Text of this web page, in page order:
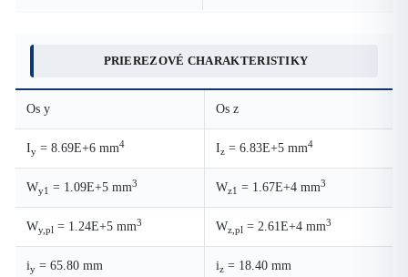
PRIEREZOVÉ CHARAKTERISTIKY
Os y Os z
Iy = 8.69E+6 mm4 Iz = 6.83E+5 mm4
Wy1 = 1.09E+5 mm3 Wz1 = 1.67E+4 mm3
Wy,pl = 1.24E+5 mm3 Wz,pl = 2.61E+4 mm3
iy = 65.80 mm iz = 18.40 mm